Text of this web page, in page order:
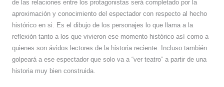
de las relaciones entre los protagonistas será completado por la
aproximación y conocimiento del espectador con respecto al hecho
histórico en si. Es el dibujo de los personajes lo que llama a la
reflexión tanto a los que vivieron ese momento histórico así como a
quienes son ávidos lectores de la historia reciente. Incluso también
golpeará a ese espectador que solo va a “ver teatro” a partir de una
historia muy bien construida.